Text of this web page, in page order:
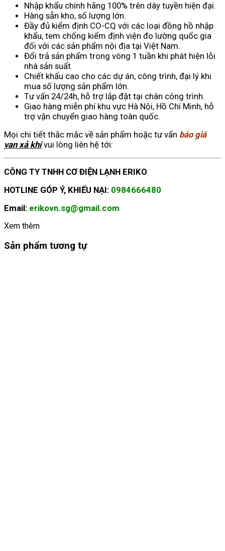
Nhập khẩu chính hãng 100% trên dây tuyền hiện đại.
Hàng sẵn kho, số lượng lớn.
Đầy đủ kiểm định CO-CQ với các loại đồng hồ nhập
khẩu, tem chống kiểm định viện đo lường quốc gia
đối với các sản phẩm nội địa tại Việt Nam.
Đổi trả sản phẩm trong vòng 1 tuần khi phát hiện lỗi
nhà sản suất.
Chiết khấu cao cho các dự án, công trình, đại lý khi
mua số lượng sản phẩm lớn.
Tư vấn 24/24h, hỗ trợ lắp đặt tại chân công trình.
Giao hàng miễn phí khu vực Hà Nội, Hồ Chí Minh, hỗ
trợ vận chuyển giao hàng toàn quốc.
Mọi chi tiết thắc mắc về sản phẩm hoặc tư vấn báo giá
van xả khívui lòng liên hệ tới:
CÔNG TY TNHH CƠ ĐIỆN LẠNH ERIKO
HOTLINE GÓP Ý, KHIẾU NẠI: 0984666480
Email: erikovn.sg@gmail.com
Xem thêm
Sản phẩm tương tự